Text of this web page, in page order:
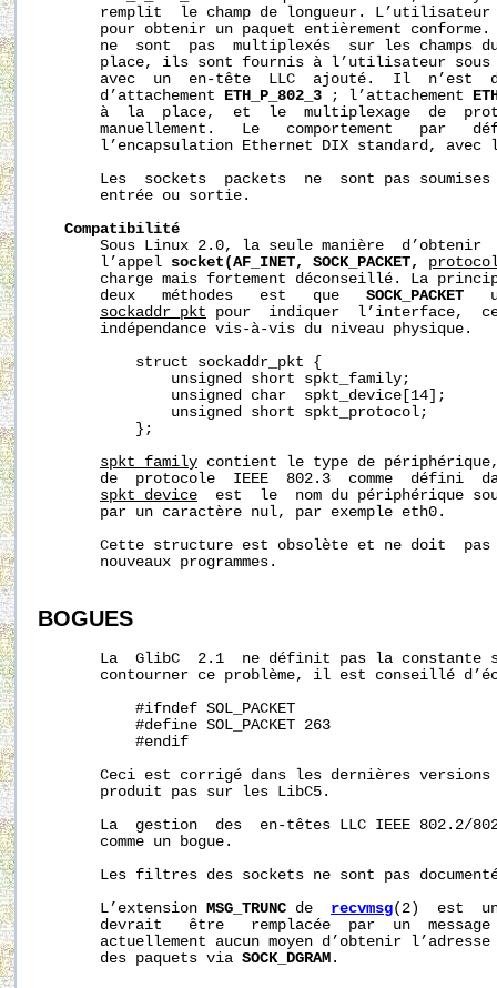
remplit  le champ de longueur.
pour obtenir un paquet entièrement
ne  sont  pas  multiplexés  sur les champs
place, ils sont fournis à l’utilisateur
avec  un  en-tête  LLC  ajouté.  Il  n’est
       d’attachement
ETH_P_802_3 ; l’attachement
à  la  place,  et  le  multiplexage  de
manuellement.   Le   comportement   par
l’encapsulation Ethernet DIX standard, avec
Les  sockets  packets  ne  sont pas
       entrée ou sortie.
Compatibilité
Sous Linux 2.0, la seule manière  d’obtenir
       l’appel
socket(AF_INET, SOCK_PACKET,
charge mais fortement déconseillé. La
       deux   méthodes   est   que
SOCK_PACKET
sockaddr_pkt pour  indiquer  l’interface,
       indépendance vis-à-vis du niveau physique.
           struct sockaddr_pkt {
               unsigned short spkt_family;
               unsigned char  spkt_device[14];
               unsigned short spkt_protocol;
           };
spkt_family contient le type de
de  protocole  IEEE  802.3  comme  défini
spkt_device
est  le  nom du périphérique
       par un caractère nul, par exemple eth0.
Cette structure est obsolète et ne doit
       nouveaux programmes.
BOGUES
La  GlibC  2.1  ne définit pas la constante
contourner ce problème, il est conseillé
           #ifndef SOL_PACKET
           #define SOL_PACKET 263
           #endif
Ceci est corrigé dans les dernières
       produit pas sur les LibC5.
La  gestion  des  en-têtes LLC IEEE 802.2/
       comme un bogue.
Les filtres des sockets ne sont pas
       L’extension
MSG_TRUNC de recvmsg(2)  est
devrait   être   remplacée  par  un
actuellement aucun moyen d’obtenir
       des paquets via
SOCK_DGRAM .